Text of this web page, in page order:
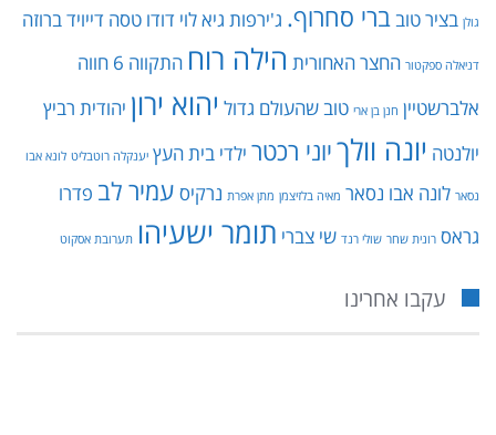
גולן בציר טובברי סחרוף. ג'ירפות גיא לוי דודו טסה דייויד ברוזה
דניאלה ספקטור החצר האחורית הילה רוח התקווה 6
חווה
אלברשטיין חנן בן ארי טוב שהעולם גדול יהוא ירון יהודית רביץ
יולנטה יונה וולךיוני רכטר ילדי בית העץ יענקלה רוטבליט לונא אבו
נסאר לונה אבו נסאר מאיה בלזיצמן מתן אפרת נרקיס עמיר לב פדרו
גראס רונית שחר שולי רנד שי צברי תומר ישעיהו תערובת אסקוט
עקבו אחרינו